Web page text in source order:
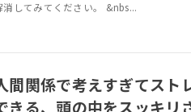
消してみてください。 &nbs...
間関係で考えすぎてスト
きる、頭の中をスッキリ